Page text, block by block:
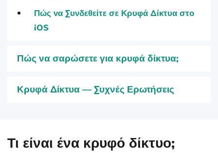
Πώς να Συνδεθείτε σε Κρυφά Δίκτυα στο
iOS
Πώς να σαρώσετε για κρυφά δίκτυα;
Κρυφά Δίκτυα — Συχνές Ερωτήσεις
Τι είναι ένα κρυφό δίκτυο;